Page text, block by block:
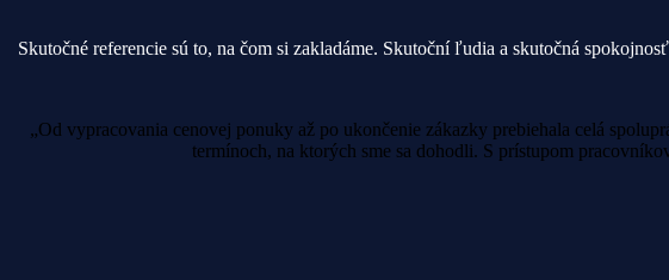
Skutočné referencie sú to, na čom si zakladáme. Skutoční ľudia a skutočná
„Od vypracovania cenovej ponuky až po ukončenie zákazky prebiehala celá
termínoch, na ktorých sme sa dohodli. S prístupom